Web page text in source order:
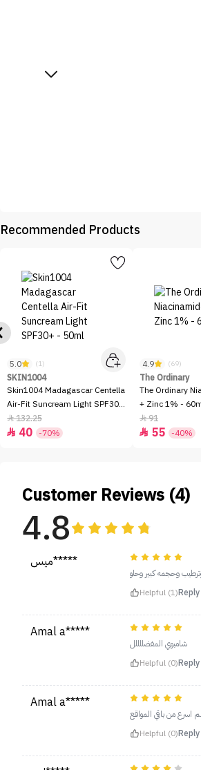
Recommended Products
5.0 (1)
SKIN1004
Skin1004 Madagascar Centella
Air-Fit Suncream Light SPF30+
- 50ml
132.25
 40 -70%
4.9 (69)
The Ordinary
The Ordinary
+ Zinc 1% -
91
 55 -40%
Customer Reviews (4)
4.8
ميس*****
وحجمه كبير وحلو
Helpful (1)Reply
Amal a*****
شامبوي المفضللللل
Helpful (0)Reply
Amal a*****
Helpful (0)Reply